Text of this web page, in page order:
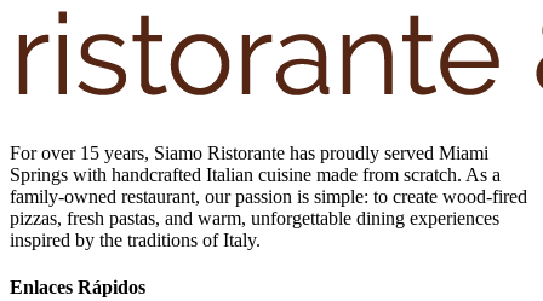
For over 15 years, Siamo Ristorante has proudly served Miami
Springs with handcrafted Italian cuisine made from scratch. As a
family-owned restaurant, our passion is simple: to create wood-fired
pizzas, fresh pastas, and warm, unforgettable dining experiences
inspired by the traditions of Italy.
Enlaces Rápidos